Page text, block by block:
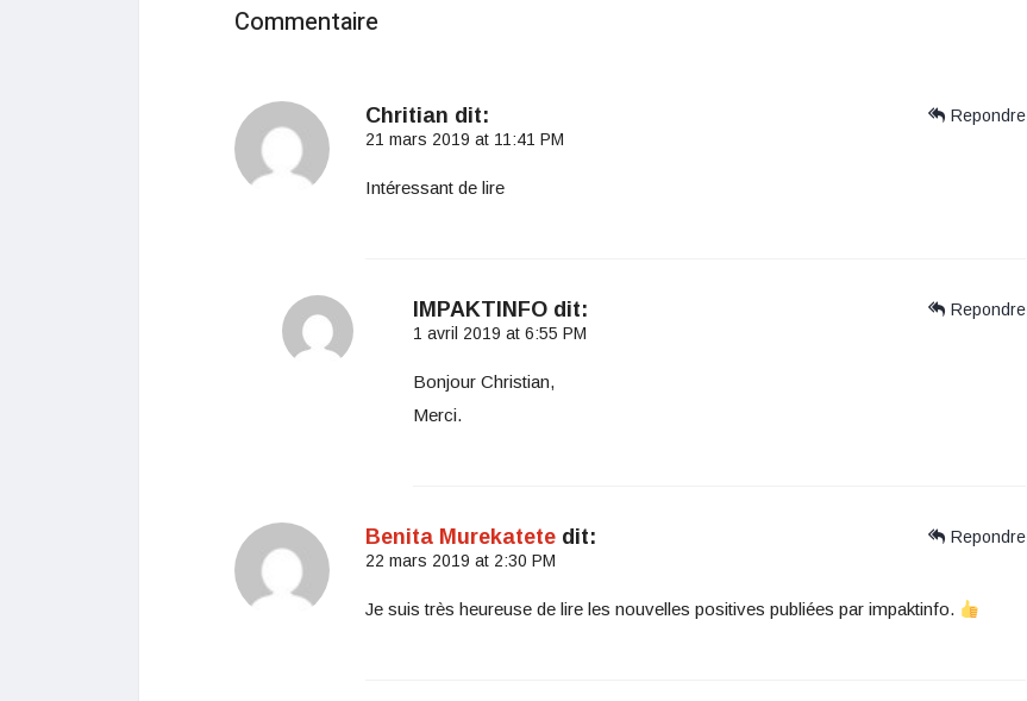
Commentaire
Repondre
Chritian dit:
21 mars 2019 at 11:41 PM
Intéressant de lire
Repondre
IMPAKTINFO dit:
1 avril 2019 at 6:55 PM
Bonjour Christian,
Merci.
Repondre
Benita Murekatete dit:
22 mars 2019 at 2:30 PM
Je suis très heureuse de lire les nouvelles positives publiées par impaktinfo.